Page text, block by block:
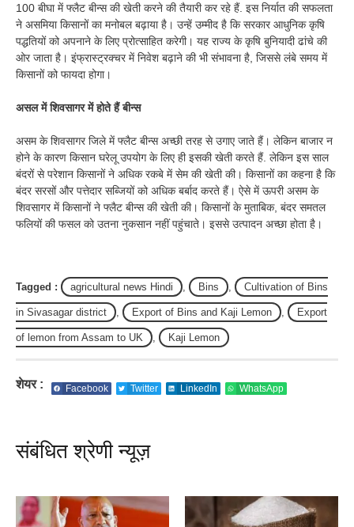
100 बीघा में फ्लैट बीन्स की खेती करने की तैयारी कर रहे हैं. इस निर्यात की सफलता
ने असमिया किसानों का मनोबल बढ़ाया है। उन्हें उम्मीद है कि सरकार आधुनिक कृषि
पद्धतियों को अपनाने के लिए प्रोत्साहित करेगी। यह राज्य के कृषि बुनियादी ढांचे की
ओर जाता है। इंफ्रास्ट्रक्चर में निवेश बढ़ाने की भी संभावना है, जिससे लंबे समय में
किसानों को फायदा होगा।
असल में शिवसागर में होते हैं बीन्स
असम के शिवसागर जिले में फ्लैट बीन्स अच्छी तरह से उगाए जाते हैं। लेकिन बाजार न
होने के कारण किसान घरेलू उपयोग के लिए ही इसकी खेती करते हैं. लेकिन इस साल
बंदरों से परेशान किसानों ने अधिक रकबे में सेम की खेती की। किसानों का कहना है कि
बंदर सरसों और पत्तेदार सब्जियों को अधिक बर्बाद करते हैं। ऐसे में ऊपरी असम के
शिवसागर में किसानों ने फ्लैट बीन्स की खेती की। किसानों के मुताबिक, बंदर समतल
फलियों की फसल को उतना नुकसान नहीं पहुंचाते। इससे उत्पादन अच्छा होता है।
Tagged : agricultural news Hindi Bins Cultivation of Bins
in Sivasagar district Export of Bins and Kaji Lemon Export
of lemon from Assam to UK Kaji Lemon
शेयर : Facebook Twitter LinkedIn WhatsApp
संबंधित श्रेणी न्यूज़